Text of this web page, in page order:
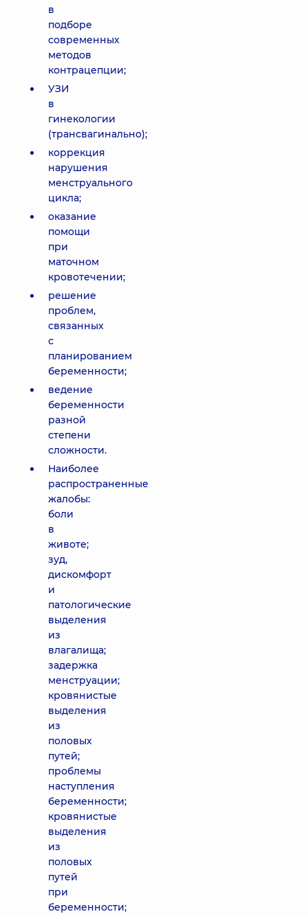
в
подборе
современных
методов
контрацепции;
УЗИ
в
гинекологии
(трансвагинально);
коррекция
нарушения
менструального
цикла;
оказание
помощи
при
маточном
кровотечении;
решение
проблем,
связанных
с
планированием
беременности;
ведение
беременности
разной
степени
сложности.
Наиболее
распространенные
жалобы:
боли
в
животе;
зуд,
дискомфорт
и
патологические
выделения
из
влагалища;
задержка
менструации;
кровянистые
выделения
из
половых
путей;
проблемы
наступления
беременности;
кровянистые
выделения
из
половых
путей
при
беременности;